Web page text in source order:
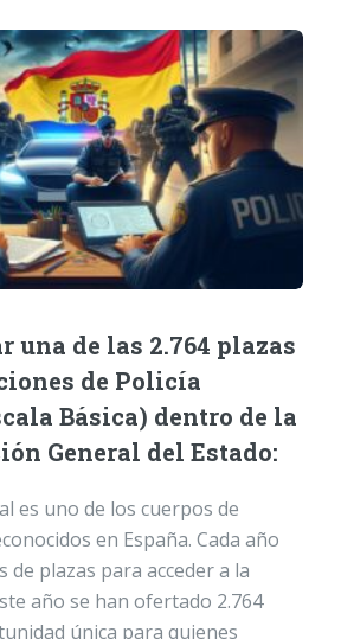
una de las 2.764 plazas
de Policía
Básica) dentro de la
General del Estado:
es uno de los cuerpos de
en España. Cada año
de plazas para acceder a la
año se han ofertado 2.764
única para quienes